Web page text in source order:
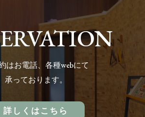
はお電話、各種webにて
承っております。
詳しくはこちら